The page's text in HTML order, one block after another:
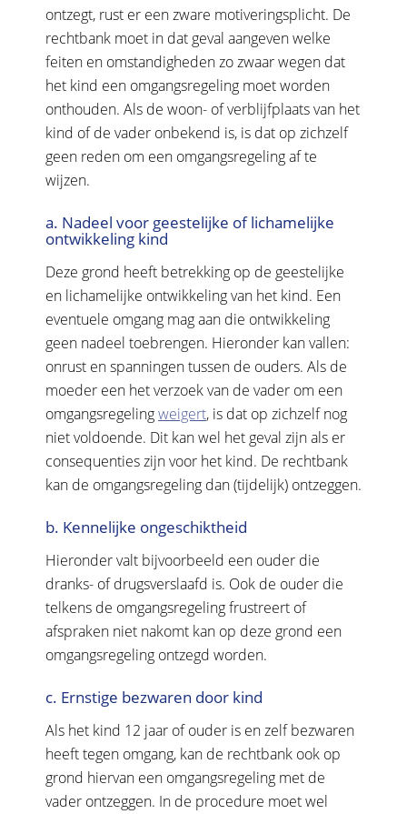
ontzegt, rust er een zware motiveringsplicht. De
rechtbank moet in dat geval aangeven welke
feiten en omstandigheden zo zwaar wegen dat
het kind een omgangsregeling moet worden
onthouden. Als de woon- of verblijfplaats van het
kind of de vader onbekend is, is dat op zichzelf
geen reden om een omgangsregeling af te
wijzen.
a. Nadeel voor geestelijke of lichamelijke
ontwikkeling kind
Deze grond heeft betrekking op de geestelijke
en lichamelijke ontwikkeling van het kind. Een
eventuele omgang mag aan die ontwikkeling
geen nadeel toebrengen. Hieronder kan vallen:
onrust en spanningen tussen de ouders. Als de
moeder een het verzoek van de vader om een
omgangsregelingweigert, is dat op zichzelf nog
niet voldoende. Dit kan wel het geval zijn als er
consequenties zijn voor het kind. De rechtbank
kan de omgangsregeling dan (tijdelijk) ontzeggen.
b. Kennelijke ongeschiktheid
Hieronder valt bijvoorbeeld een ouder die
dranks- of drugsverslaafd is. Ook de ouder die
telkens de omgangsregeling frustreert of
afspraken niet nakomt kan op deze grond een
omgangsregeling ontzegd worden.
c. Ernstige bezwaren door kind
Als het kind 12 jaar of ouder is en zelf bezwaren
heeft tegen omgang, kan de rechtbank ook op
grond hiervan een omgangsregeling met de
vader ontzeggen. In de procedure moet wel